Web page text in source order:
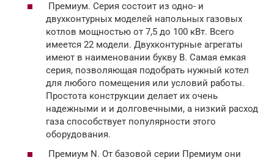
Премиум. Серия состоит из одно- и
двухконтурных моделей напольных газовых
котлов мощностью от 7,5 до 100 кВт. Всего
имеется 22 модели. Двухконтурные агрегаты
имеют в наименовании букву B. Самая емкая
серия, позволяющая подобрать нужный котел
для любого помещения или условий работы.
Простота конструкции делает их очень
надежными и и долговечными, а низкий расход
газа способствует популярности этого
оборудования.
Премиум N. От базовой серии Премиум они